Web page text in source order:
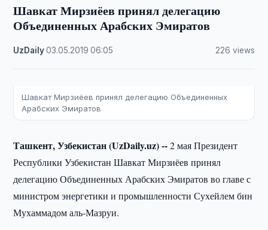
Шавкат Мирзиёев принял делегацию
Объединенных Арабских Эмиратов
UzDaily·03.05.2019 ·06:05 226 views
Шавкат Мирзиёев принял делегацию Объединенных
Арабских Эмиратов
Ташкент, Узбекистан (UzDaily.uz) --2 мая Президент
Республики Узбекистан Шавкат Мирзиёев принял
делегацию Объединенных Арабских Эмиратов во главе с
министром энергетики и промышленности Сухейлем бин
Мухаммадом аль-Мазруи.